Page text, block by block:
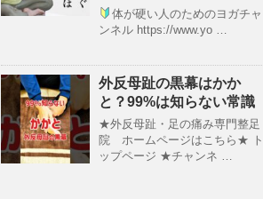
体が硬い人のためのヨガチャ
ンネル https://www.yo …
外反母趾の黒幕はかか
と？99%は知らない常識
★外反母趾・足の痛み専門整足
院 ホームページはこちら★ ト
ップページ ★チャンネ …